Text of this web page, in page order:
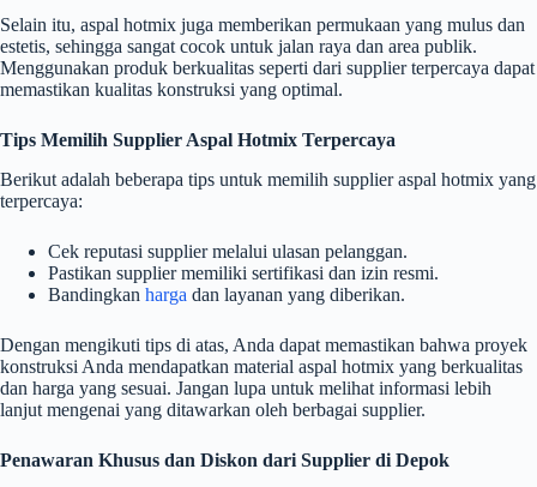
Selain itu, aspal hotmix juga memberikan permukaan yang mulus dan
estetis, sehingga sangat cocok untuk jalan raya dan area publik.
Menggunakan produk berkualitas seperti dari supplier terpercaya dapat
memastikan kualitas konstruksi yang optimal.
Tips Memilih Supplier Aspal Hotmix Terpercaya
Berikut adalah beberapa tips untuk memilih supplier aspal hotmix yang
terpercaya:
Cek reputasi supplier melalui ulasan pelanggan.
Pastikan supplier memiliki sertifikasi dan izin resmi.
Bandingkan harga dan layanan yang diberikan.
Dengan mengikuti tips di atas, Anda dapat memastikan bahwa proyek
konstruksi Anda mendapatkan material aspal hotmix yang berkualitas
dan harga yang sesuai. Jangan lupa untuk melihat informasi lebih
lanjut mengenai yang ditawarkan oleh berbagai supplier.
Penawaran Khusus dan Diskon dari Supplier di Depok